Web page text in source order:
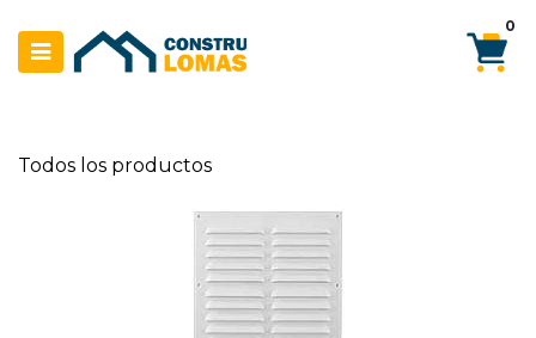
0
Todos los productos